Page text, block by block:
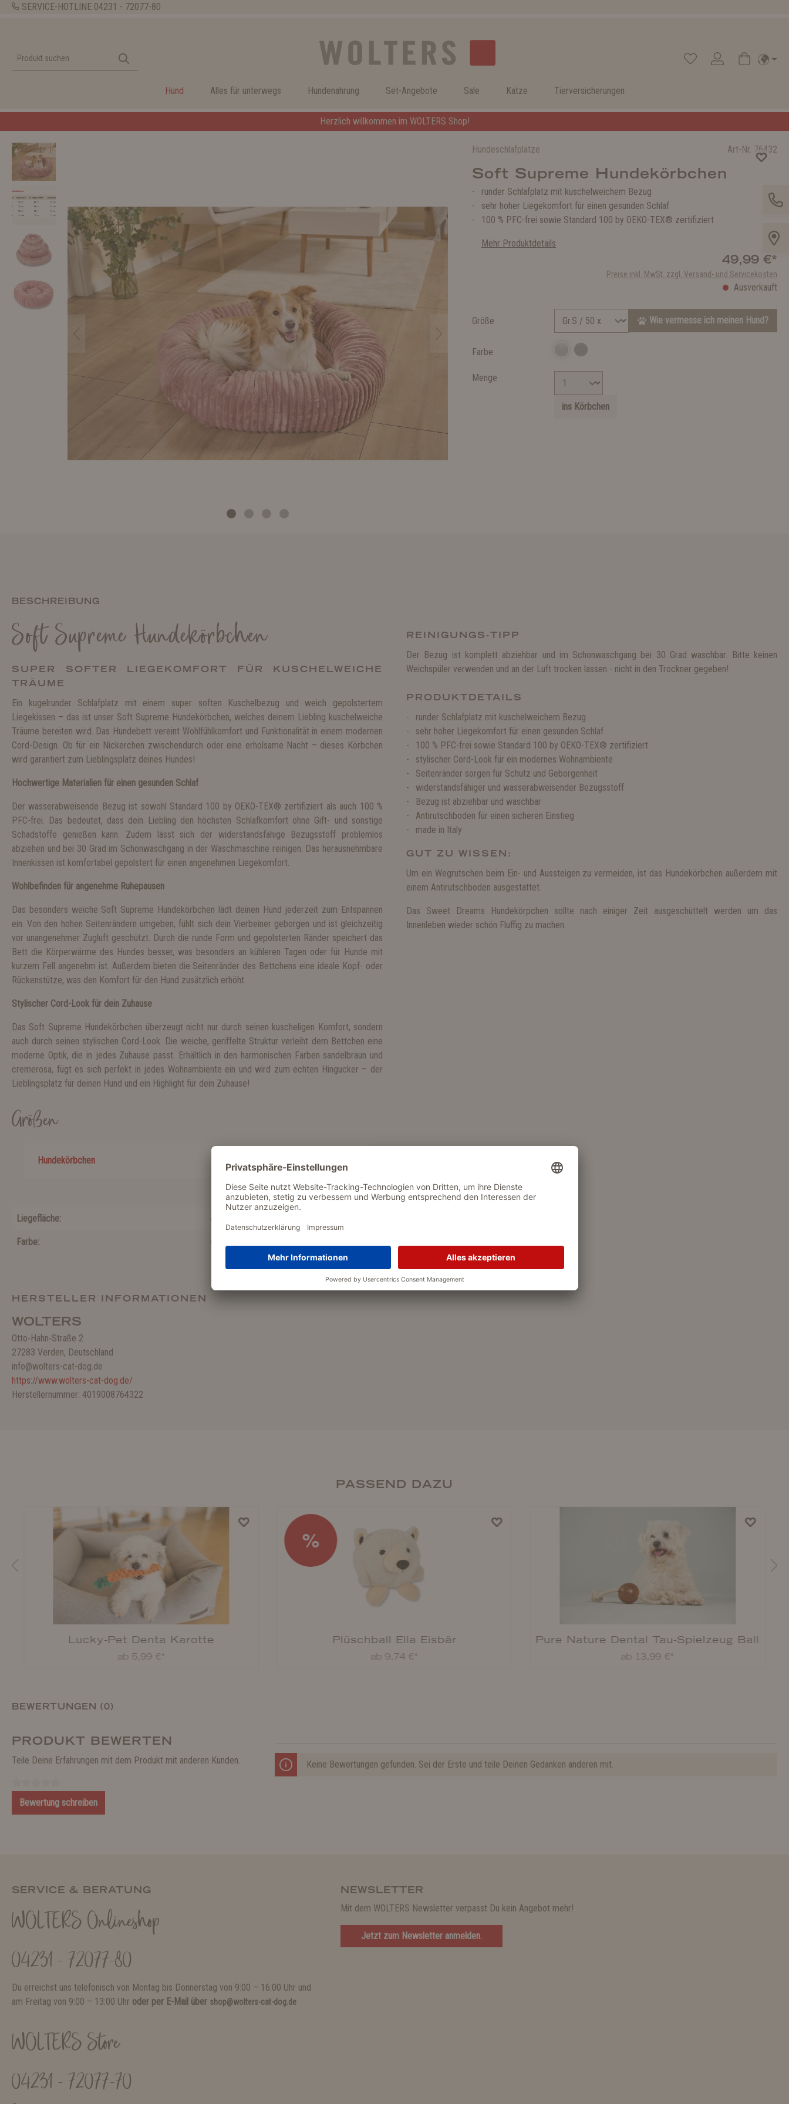
SERVICE-HOTLINE 04231 - 72077-80
Hund Alles für unterwegs Hundenahrung Set-Angebote Sale Katze Tierversicherungen
Herzlich willkommen im WOLTERS Shop!
Hundeschlafplätze Art-Nr. 76432
Soft Supreme Hundekörbchen
runder Schlafplatz mit kuschelweichem Bezug
sehr hoher Liegekomfort für einen gesunden Schlaf
100 % PFC-frei sowie Standard 100 by OEKO-TEX® zertifiziert
Mehr Produktdetails
49,99 €*
Preise inkl. MwSt. zzgl. Versand- und Servicekosten
Ausverkauft
Größe Wie vermesse ich meinen Hund?
Farbe
Menge
ins Körbchen
BESCHREIBUNG
Soft Supreme Hundekörbchen
SUPER SOFTER LIEGEKOMFORT FÜR KUSCHELWEICHE
TRÄUME
Ein kugelrunder Schlafplatz mit einem super soften Kuschelbezug und weich gepolstertem
Liegekissen – das ist unser Soft Supreme Hundekörbchen, welches deinem Liebling kuschelweiche
Träume bereiten wird. Das Hundebett vereint Wohlfühlkomfort und Funktionalität in einem modernen
Cord-Design. Ob für ein Nickerchen zwischendurch oder eine erholsame Nacht – dieses Körbchen
wird garantiert zum Lieblingsplatz deines Hundes!
Hochwertige Materialien für einen gesunden Schlaf
Der wasserabweisende Bezug ist sowohl Standard 100 by OEKO-TEX® zertifiziert als auch 100 %
PFC-frei. Das bedeutet, dass dein Liebling den höchsten Schlafkomfort ohne Gift- und sonstige
Schadstoffe genießen kann. Zudem lässt sich der widerstandsfähige Bezugsstoff problemlos
abziehen und bei 30 Grad im Schonwaschgang in der Waschmaschine reinigen. Das herausnehmbare
Innenkissen ist komfortabel gepolstert für einen angenehmen Liegekomfort.
Wohlbefinden für angenehme Ruhepausen
Das besonders weiche Soft Supreme Hundekörbchen lädt deinen Hund jederzeit zum Entspannen
ein. Von den hohen Seitenrändern umgeben, fühlt sich dein Vierbeiner geborgen und ist gleichzeitig
vor unangenehmer Zugluft geschützt. Durch die runde Form und gepolsterten Ränder speichert das
Bett die Körperwärme des Hundes besser, was besonders an kühleren Tagen oder für Hunde mit
kurzem Fell angenehm ist. Außerdem bieten die Seitenränder des Bettchens eine ideale Kopf- oder
Rückenstütze, was den Komfort für den Hund zusätzlich erhöht.
Stylischer Cord-Look für dein Zuhause
Das Soft Supreme Hundekörbchen überzeugt nicht nur durch seinen kuscheligen Komfort, sondern
auch durch seinen stylischen Cord-Look. Die weiche, geriffelte Struktur verleiht dem Bettchen eine
moderne Optik, die in jedes Zuhause passt. Erhältlich in den harmonischen Farben sandelbraun und
cremerosa, fügt es sich perfekt in jedes Wohnambiente ein und wird zum echten Hingucker – der
Lieblingsplatz für deinen Hund und ein Highlight für dein Zuhause!
Größen
Hundekörbchen
Liegefläche: ø 25 cm
Farbe: cremerosa
HERSTELLER INFORMATIONEN
WOLTERS
Otto‑Hahn‑Straße 2
27283 Verden, Deutschland
info@wolters-cat-dog.de
https://www.wolters-cat-dog.de/
Herstellernummer: 4019008764322
REINIGUNGS-TIPP
Der Bezug ist komplett abziehbar und im Schonwaschgang bei 30 Grad waschbar. Bitte keinen
Weichspüler verwenden und an der Luft trocken lassen - nicht in den Trockner gegeben!
PRODUKTDETAILS
runder Schlafplatz mit kuschelweichem Bezug
sehr hoher Liegekomfort für einen gesunden Schlaf
100 % PFC-frei sowie Standard 100 by OEKO-TEX® zertifiziert
stylischer Cord-Look für ein modernes Wohnambiente
Seitenränder sorgen für Schutz und Geborgenheit
widerstandsfähiger und wasserabweisender Bezugsstoff
Bezug ist abziehbar und waschbar
Antirutschboden für einen sicheren Einstieg
made in Italy
GUT ZU WISSEN:
Um ein Wegrutschen beim Ein- und Aussteigen zu vermeiden, ist das Hundekörbchen außerdem mit
einem Antirutschboden ausgestattet.
Das Sweet Dreams Hundekörpchen sollte nach einiger Zeit ausgeschüttelt werden um das
Innenleben wieder schön Fluffig zu machen.
PASSEND DAZU
Lucky-Pet Denta Karotte
ab 5,99 €*
%
Plüschball Ella Eisbär
ab 9,74 €*
Pure Nature Dental Tau-Spielzeug Ball
ab 13,99 €*
BEWERTUNGEN (0)
PRODUKT BEWERTEN
Teile Deine Erfahrungen mit dem Produkt mit anderen Kunden.
Bewertung schreiben
Keine Bewertungen gefunden. Sei der Erste und teile Deinen Gedanken anderen mit.
SERVICE & BERATUNG
WOLTERS Onlineshop
04231 - 72077-80
Du erreichst uns telefonisch von Montag bis Donnerstag von 9:00 – 16:00 Uhr und
am Freitag von 9:00 – 13:00 Uhr oder per E-Mail über shop@wolters-cat-dog.de
WOLTERS Store
04231 - 72077-70
NEWSLETTER
Mit dem WOLTERS Newsletter verpasst Du kein Angebot mehr!
Jetzt zum Newsletter anmelden.